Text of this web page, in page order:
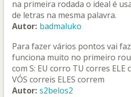
na primeira rodada o ideal é
de letras na mesma palavra.
Autor: badmaluko
Para fazer vários pontos vai
funciona muito no primeiro
com S: EU corro TU corres ELE
VÓS correis ELES correm
Autor: s2belos2